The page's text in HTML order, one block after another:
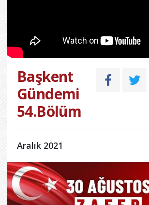
Başkent
Gündemi
54.Bölüm
Aralık 2021